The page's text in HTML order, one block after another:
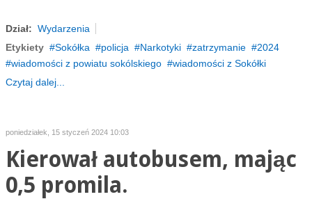
Dział: Wydarzenia
Etykiety
Sokółka policja Narkotyki zatrzymanie
2024
wiadomości z powiatu sokólskiego
wiadomości z Sokółki
Czytaj dalej...
poniedziałek, 15 styczeń 2024 10:03
Kierował autobusem, mając
0,5 promila.